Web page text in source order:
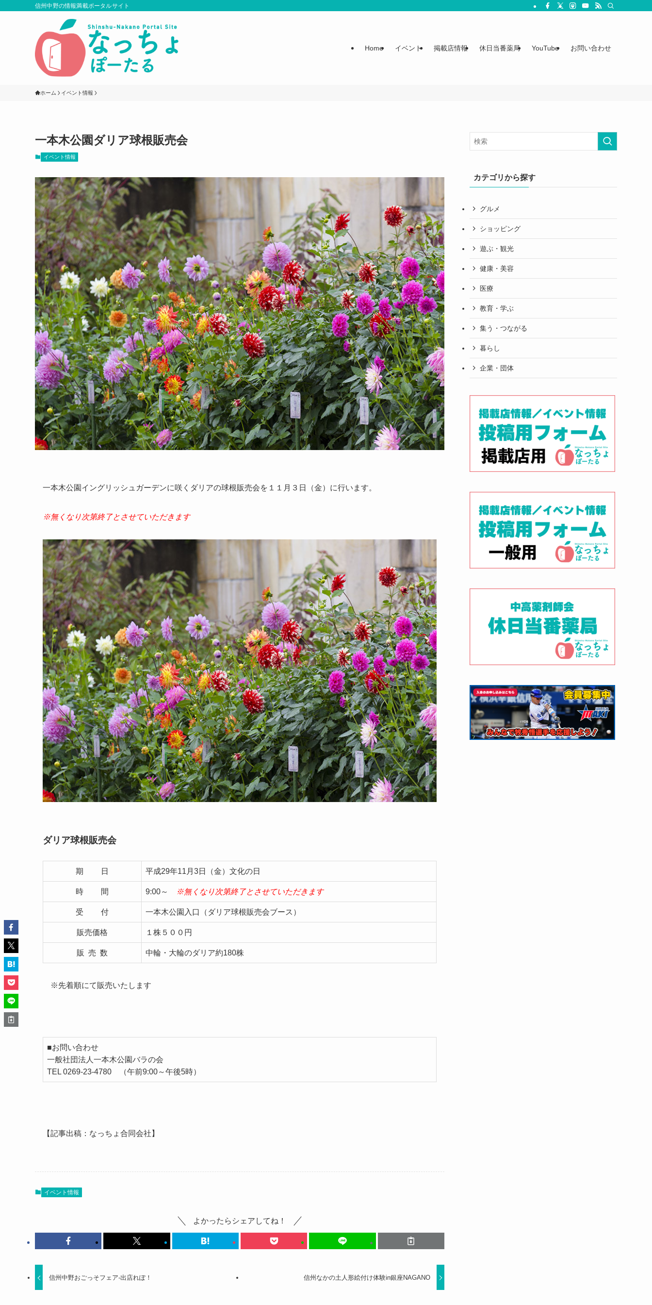
信州中野の情報満載ポータルサイト
Home イベント 掲載店情報 休日当番薬局 YouTube お問い合わせ
ホーム イベント情報
一本木公園ダリア球根販売会
イベント情報
一本木公園イングリッシュガーデンに咲くダリアの球根販売会を１１月３日（金）に行います。
※無くなり次第終了とさせていただきます
ダリア球根販売会
期 日 平成29年11月3日（金）文化の日
時 間 9:00～ ※無くなり次第終了とさせていただきます
受 付 一本木公園入口（ダリア球根販売会ブース）
販売価格 １株５００円
販 売 数 中輪・大輪のダリア約180株
※先着順にて販売いたします
■お問い合わせ
一般社団法人一本木公園バラの会
TEL 0269-23-4780 （午前9:00～午後5時）
【記事出稿：なっちょ合同会社】
イベント情報
よかったらシェアしてね！
信州中野おごっそフェア-出店れぽ！ 信州なかの土人形絵付け体験in銀座NAGANO
カテゴリから探す
グルメ
ショッピング
遊ぶ・観光
健康・美容
医療
教育・学ぶ
集う・つながる
暮らし
企業・団体